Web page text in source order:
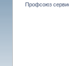
Профсоюз